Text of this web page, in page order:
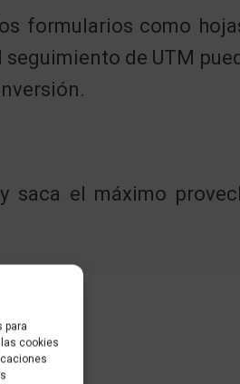
para
cookies
formularios como
de UTM
saca el máximo